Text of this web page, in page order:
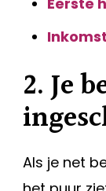
2. Je
Als je net